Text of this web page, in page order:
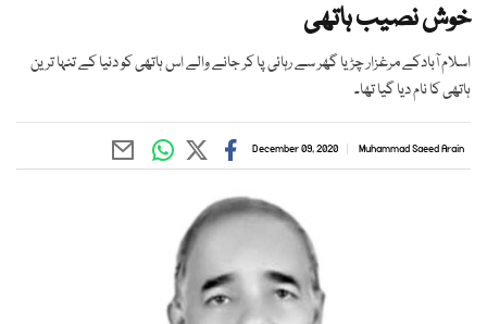
خوش نصیب ہاتھی
اسلام آبادکے مرغزار چڑیا گھر سے رہائی پا کر جانے والے اس ہاتھی کو دنیا کے تنہا ترین
ہاتھی کا نام دیا گیا تھا۔
Muhammad Saeed Arain
December 09, 2020